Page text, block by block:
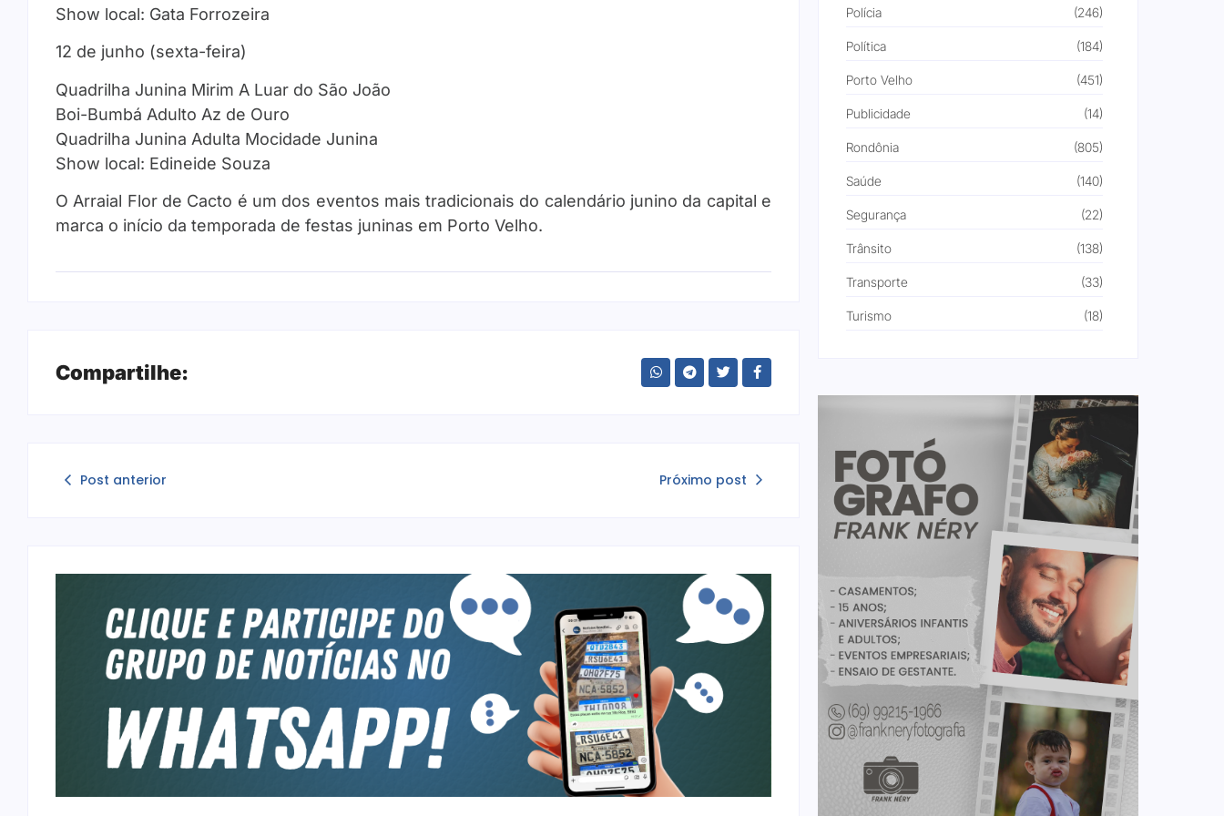
Show local: Gata Forrozeira
12 de junho (sexta-feira)
Quadrilha Junina Mirim A Luar do São João
Boi-Bumbá Adulto Az de Ouro
Quadrilha Junina Adulta Mocidade Junina
Show local: Edineide Souza
O Arraial Flor de Cacto é um dos eventos mais tradicionais do calendário junino da capital e
marca o início da temporada de festas juninas em Porto Velho.
Compartilhe:
Post anterior Próximo post
Polícia (246)
Política (184)
Porto Velho (451)
Publicidade (14)
Rondônia (805)
Saúde (140)
Segurança (22)
Trânsito (138)
Transporte (33)
Turismo (18)